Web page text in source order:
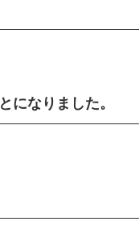
になりました。